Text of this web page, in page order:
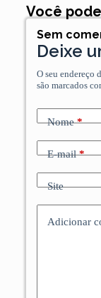
Você
Sem
Deixe
O seu endereço
são marcados
Nome*
E-mail*
Site
Adicionar